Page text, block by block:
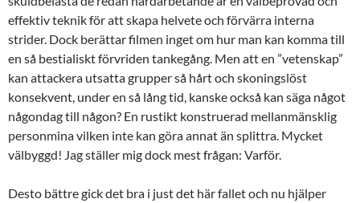
effektiv teknik för att skapa helvete och förvärra interna
strider. Dock berättar filmen inget om hur man kan komma till
en så bestialiskt förvriden tankegång. Men att en ”vetenskap”
kan attackera utsatta grupper så hårt och skoningslöst
konsekvent, under en så lång tid, kanske också kan säga något
någondag till någon? En rustikt konstruerad mellanmänsklig
personmina vilken inte kan göra annat än splittra. Mycket
välbyggd! Jag ställer mig dock mest frågan: Varför.
Desto bättre gick det bra i just det här fallet och nu hjälper